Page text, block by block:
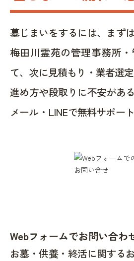
墓じまいをするには、まず
梅田川霊苑の管理事務所
て、次に見積もり・業者選定
進め方や段取りに不安があ
メール・LINEで無料サポー
Webフォームでお問い合わ
お墓・供養・終活に関する